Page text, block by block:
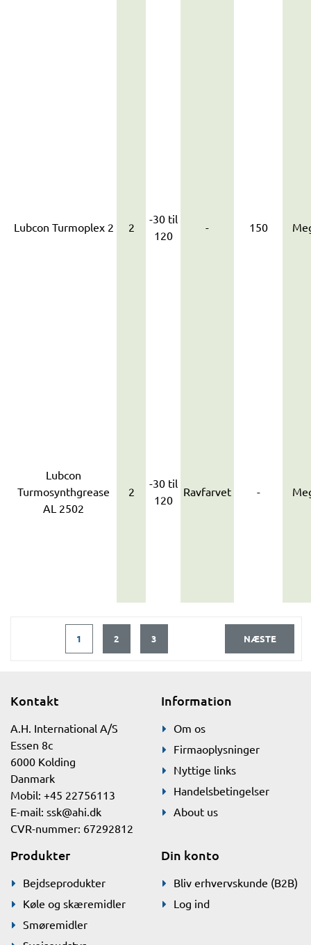
Lubcon Turmoplex 2 2
-30 til
120
- 150
Lubcon
Turmosynthgrease
AL 2502
2
-30 til
120
Ravfarvet -
1 2 3 NÆSTE
Kontakt
A.H. International A/S
Essen 8c
6000 Kolding
Danmark
Mobil: +45 22756113
E-mail: ssk@ahi.dk
CVR-nummer: 67292812
Information
Om os
Firmaoplysninger
Nyttige links
Handelsbetingelser
About us
Produkter
Bejdseprodukter
Køle og skæremidler
Smøremidler
Din konto
Bliv erhvervskunde (B2B)
Log ind